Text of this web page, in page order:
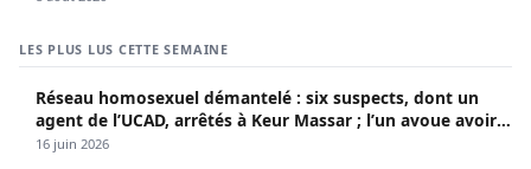
LES PLUS LUS CETTE SEMAINE
Réseau homosexuel démantelé : six suspects, dont un
agent de l’UCAD, arrêtés à Keur Massar ; l’un avoue avoir
propagé le VIH depuis 2018
16 juin 2026